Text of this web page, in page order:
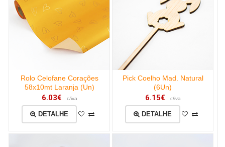
Rolo Celofane Corações
58x10mt Laranja (Un)
6.03€ c/iva
DETALHE
Pick Coelho Mad. Natural
(6Un)
6.15€ c/iva
DETALHE